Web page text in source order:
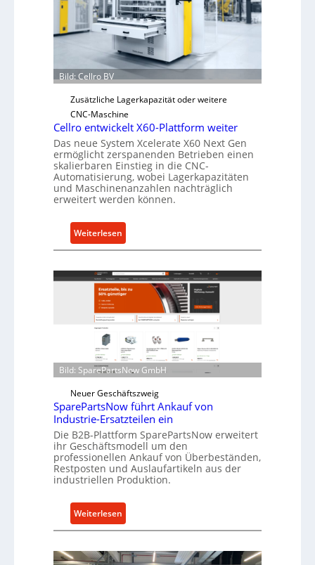
r
j
a
h
r
c
h
e
r
Ü
b
e
r
l
a
s
t
s
c
t
f
ü
d
i
r
e
k
t
e
A
n
t
e
e
Bild: Cellro BV
Zusätzliche Lagerkapazität oder weitere
CNC-Maschine
Cellro entwickelt X60-Plattform weiter
Das neue System Xcelerate X60 Next Gen
ermöglicht zerspanenden Betrieben einen
skalierbaren Einstieg in die CNC-
Automatisierung, wobei Lagerkapazitäten
und Maschinenanzahlen nachträglich
erweitert werden können.
Weiterlesen
C
l
l
o
e
n
t
w
i
c
k
e
l
t
X
-
l
Bild: SparePartsNow GmbH
Neuer Geschäftszweig
SparePartsNow führt Ankauf von
Industrie-Ersatzteilen ein
Die B2B-Plattform SparePartsNow erweitert
ihr Geschäftsmodell um den
professionellen Ankauf von Überbeständen,
Restposten und Auslaufartikeln aus der
industriellen Produktion.
Weiterlesen
S
a